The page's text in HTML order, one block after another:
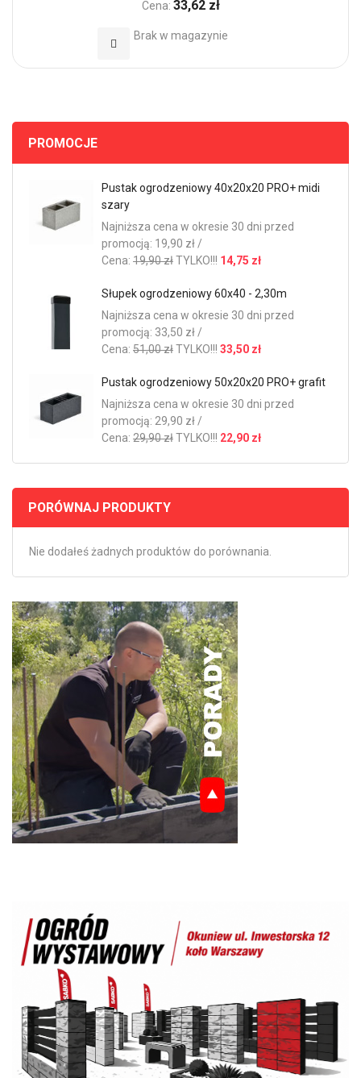
Cena: 33,62 zł
Brak w magazynie
Dodaj do Ulubionych
PROMOCJE
Pustak ogrodzeniowy 40x20x20 PRO+ midi
szary
Najniższa cena w okresie 30 dni przed
promocją: 19,90 zł /
Cena: 19,90 złTYLKO!!! 14,75 zł
Słupek ogrodzeniowy 60x40 - 2,30m
Najniższa cena w okresie 30 dni przed
promocją: 33,50 zł /
Cena: 51,00 złTYLKO!!! 33,50 zł
Pustak ogrodzeniowy 50x20x20 PRO+ grafit
Najniższa cena w okresie 30 dni przed
promocją: 29,90 zł /
Cena: 29,90 złTYLKO!!! 22,90 zł
PORÓWNAJ PRODUKTY
Nie dodałeś żadnych produktów do porównania.